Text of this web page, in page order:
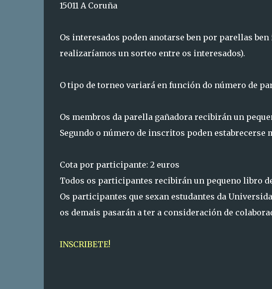
15011 A Coruña
Os interesados poden anotarse ben por parellas
realizaríamos un sorteo entre os interesados).
O tipo de torneo variará en función do número de
Os membros da parella gañadora recibirán un
Segundo o número de inscritos poden
Cota por participante: 2 euros
Todos os participantes recibirán un pequeno libro
Os participantes que sexan estudantes da
os demais pasarán a ter a consideración de
INSCRIBETE!